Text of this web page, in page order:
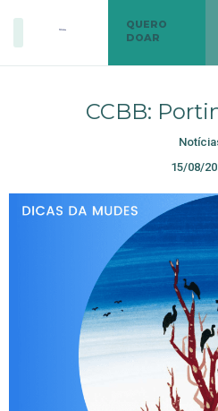
QUERO
DOAR
CCBB:
15/08/